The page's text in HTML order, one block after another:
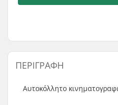
ΠΕΡΙΓΡΑΦΉ
Αυτοκόλλητο